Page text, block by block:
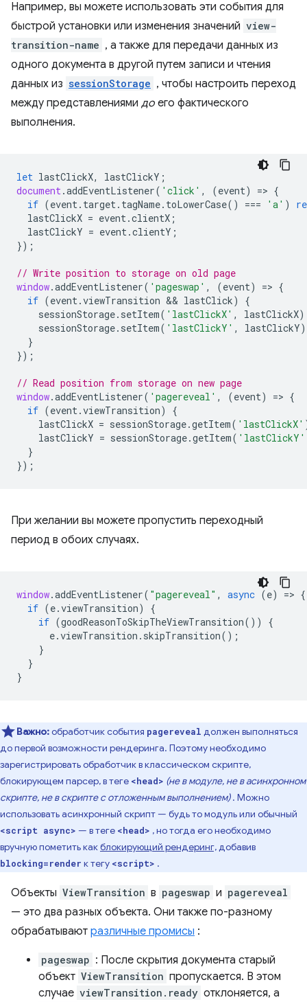
Например, вы можете использовать эти события для
быстрой установки или изменения значений view-
transition-name , а также для передачи данных из
одного документа в другой путем записи и чтения
данных из sessionStorage , чтобы настроить переход
между представлениями до его фактического
выполнения.
let lastClickX, lastClickY ;
document.addEventListener( 'click' , (event) => {
if (event. target. tagName. toLowerCase() === 'a' )
lastClickX = event.clientX ;
lastClickY = event.clientY ;
});
// Write position to storage on old page
window.addEventListener( 'pageswap' , (event) => {
if (event.viewTransition && lastClick)
{
sessionStorage. setItem( 'lastClickX' , lastClickX
sessionStorage. setItem( 'lastClickY' , lastClickY
}
});
// Read position from storage on new page
window.addEventListener( 'pagereveal' , (event) => {
if (event.viewTransition)
{
lastClickX = sessionStorage.getItem( 'lastClickX'
lastClickY = sessionStorage.getItem( 'lastClickY'
}
});
При желании вы можете пропустить переходный
период в обоих случаях.
window.addEventListener( "pagereveal" , async (e) => {
if (e.viewTransition)
{
if (goodReasonToSkipTheViewTransition())
{
e.viewTransition . skipTransition();
}
}
}
Важно:обработчик события pagereveal должен выполняться
до первой возможности рендеринга. Поэтому необходимо
зарегистрировать обработчик в классическом скрипте,
блокирующем парсер, в теге <head> (не в модуле, не в асинхронном
скрипте, не в скрипте с отложенным выполнением). Можно
использовать асинхронный скрипт — будь то модуль или обычный
<script async> — в теге <head> , но тогда его необходимо
вручную пометить какблокирующий рендеринг,добавив
blocking=render к тегу <script> .
Объекты ViewTransition в pageswap и pagereveal
— это два разных объекта. Они также по-разному
обрабатывают различные промисы :
pageswap : После скрытия документа старый
объект ViewTransition пропускается. В этом
случае viewTransition.ready отклоняется, а